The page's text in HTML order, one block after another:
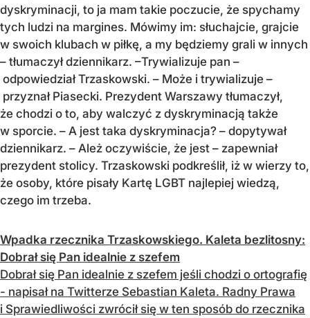
dyskryminacji, to ja mam takie poczucie, że spychamy
tych ludzi na margines. Mówimy im: słuchajcie, grajcie
w swoich klubach w piłkę, a my będziemy grali w innych
– tłumaczył dziennikarz. –Trywializuje pan –
odpowiedział Trzaskowski. – Może i trywializuje –
przyznał Piasecki. Prezydent Warszawy tłumaczył,
że chodzi o to, aby walczyć z dyskryminacją także
w sporcie. – A jest taka dyskryminacja? – dopytywał
dziennikarz. – Ależ oczywiście, że jest – zapewniał
prezydent stolicy. Trzaskowski podkreślił, iż w wierzy to,
że osoby, które pisały Kartę LGBT najlepiej wiedzą,
czego im trzeba.
Wpadka rzecznika Trzaskowskiego. Kaleta bezlitosny:
Dobrał się Pan idealnie z szefem
Dobrał się Pan idealnie z szefem jeśli chodzi o ortografię
- napisał na Twitterze Sebastian Kaleta. Radny Prawa
i Sprawiedliwości zwrócił się w ten sposób do rzecznika